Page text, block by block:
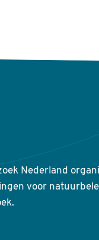
Nederland
voor